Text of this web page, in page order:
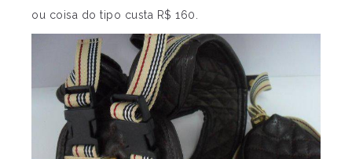
ou coisa do tipo custa R$ 160.